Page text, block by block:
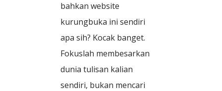
bahkan website
kurungbuka ini sendiri
apa sih? Kocak banget.
Fokuslah membesarkan
dunia tulisan kalian
sendiri, bukan mencari